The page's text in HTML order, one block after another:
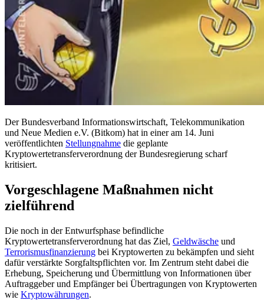
Der Bundesverband Informationswirtschaft, Telekommunikation
und Neue Medien e.V. (Bitkom) hat in einer am 14. Juni
veröffentlichten Stellungnahme die geplante
Kryptowertetransferverordnung der Bundesregierung scharf
kritisiert.
Vorgeschlagene Maßnahmen nicht
zielführend
Die noch in der Entwurfsphase befindliche
Kryptowertetransferverordnung hat das Ziel, Geldwäsche und
Terrorismusfinanzierung bei Kryptowerten zu bekämpfen und sieht
dafür verstärkte Sorgfaltspflichten vor. Im Zentrum steht dabei die
Erhebung, Speicherung und Übermittlung von Informationen über
Auftraggeber und Empfänger bei Übertragungen von Kryptowerten
wie Kryptowährungen.